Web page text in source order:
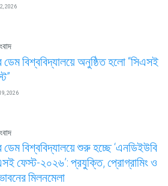
2026
ডেম বিশ্ববিদ্যালয়ে অনুষ্ঠিত হলো “সিএসই
2026
ডেম বিশ্ববিদ্যালয়ে শুরু হচ্ছে ‘এনডিইউবি
ফেস্ট-২০২৬’: প্রযুক্তি, প্রোগ্রামিং ও
মিলনমেলা